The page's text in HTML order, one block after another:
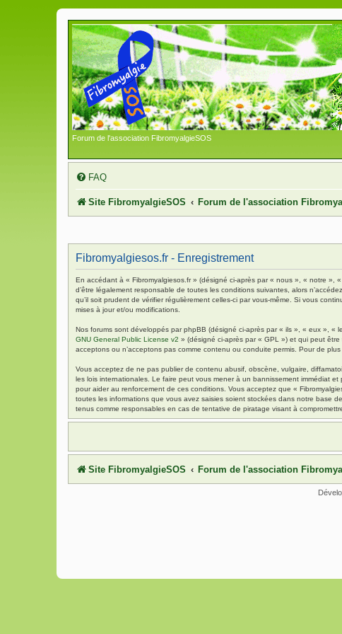
Forum de l'association FibromyalgieSOS
FAQ
Site FibromyalgieSOS Forum de l'association
Fibromyalgiesos.fr - Enregistrement
En accédant à « Fibromyalgiesos.fr » (désigné ci-après par « nous », « notre »,
d’être légalement responsable de toutes les conditions suivantes, alors
qu’il soit prudent de vérifier régulièrement celles-ci par vous-même. Si vous
mises à jour et/ou modifications.
Nos forums sont développés par phpBB (désigné ci-après par « ils », « eux »,
GNU General Public License v2 » (désigné ci-après par « GPL ») et qui peut
acceptons ou n’acceptons pas comme contenu ou conduite permis. Pour de
Vous acceptez de ne pas publier de contenu abusif, obscène, vulgaire,
les lois internationales. Le faire peut vous mener à un bannissement immédiat
pour aider au renforcement de ces conditions. Vous acceptez que «
toutes les informations que vous avez saisies soient stockées dans notre base
tenus comme responsables en cas de tentative de piratage visant à
Site FibromyalgieSOS Forum de l'association